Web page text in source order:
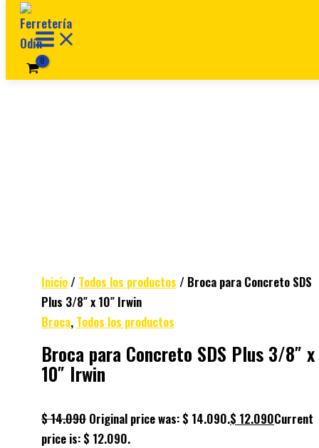
Ir al contenido
Inicio/ Todos los productos / Broca para Concreto SDS
Plus 3/8″ x 10″ Irwin
Broca, Todos los productos
Broca para Concreto SDS Plus 3/8″ x
10″ Irwin
$14.090 Original price was: $ 14.090.$ 12.090Current
price is: $ 12.090.